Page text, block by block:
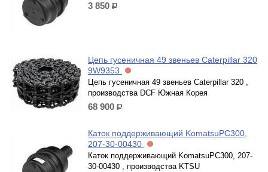
3 850 р.
Цепь гусеничная 49 звеньев Caterpillar 320
9W9353
Цепь гусеничная 49 звеньев Caterpillar 320 ,
производства DCF Южная Корея
68 900 р.
Каток поддерживающий KomatsuPC300,
207-30-00430
Каток поддерживающий KomatsuPC300, 207-
30-00430 , производства KTSU